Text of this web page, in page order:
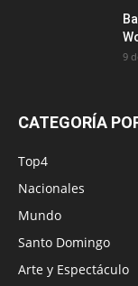
9
CATEGORÍA
Top4
Nacionales
Mundo
Santo Domingo
Arte y Espectáculo